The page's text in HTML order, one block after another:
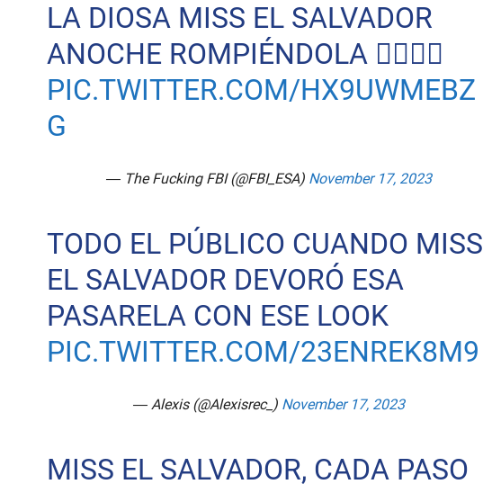
LA DIOSA MISS EL SALVADOR
ANOCHE ROMPIÉNDOLA 😮‍💨🔥🔥
PIC.TWITTER.COM/HX9UWMEBZ
G
— The Fucking FBI (@FBI_ESA) November 17, 2023
TODO EL PÚBLICO CUANDO MISS
EL SALVADOR DEVORÓ ESA
PASARELA CON ESE LOOK
PIC.TWITTER.COM/23ENREK8M9
— Alexis (@Alexisrec_) November 17, 2023
MISS EL SALVADOR, CADA PASO